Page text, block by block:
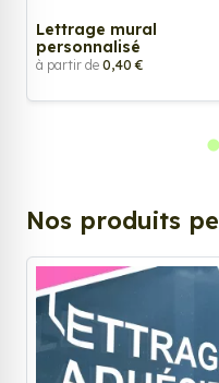
Lettrage mural
personnalisé
à partir de 0,40 €
Nos produits